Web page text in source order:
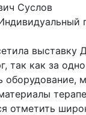
Суслов
выставку
так как за
оборудование,
отметить